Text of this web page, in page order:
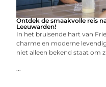
Ontdek de smaakvolle reis
Leeuwarden!
In het bruisende hart van
charme en moderne
niet alleen bekend staat om
...